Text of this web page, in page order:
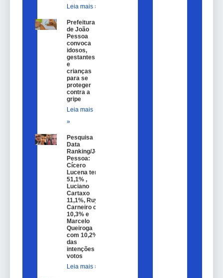
Leia mais »
Prefeitura
de João
Pessoa
convoca
idosos,
gestantes
e
crianças
para se
proteger
contra a
gripe
Leia mais
»
Pesquisa
Data
Ranking/João
Pessoa:
Cícero
Lucena tem
51,1% ,
Luciano
Cartaxo
11,1%, Ruy
Carneiro com
10,3% e
Marcelo
Queiroga
com 10,2%
das
intenções de
votos
Leia mais »